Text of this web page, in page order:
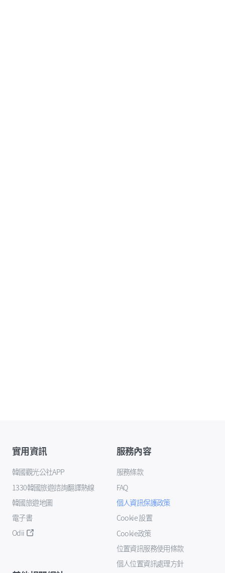
實用資訊
韓國觀光公社APP
1330韓國旅遊諮詢翻譯熱線
韓國旅遊地圖
電子書
Odii
服務內容
服務條款
FAQ
個人資訊保護政策
Cookie 設置
Cookie政策
位置資訊服務使用條款
個人位置資訊處理方針